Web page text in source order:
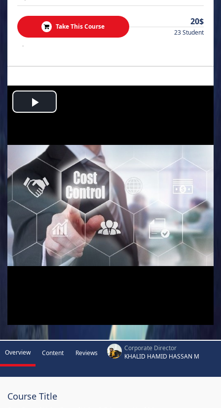
Take This Course 20$
23 Student
.
Play
Overview Content Reviews
Corporate Director
KHALID HAMID HASSAN M
Course Title